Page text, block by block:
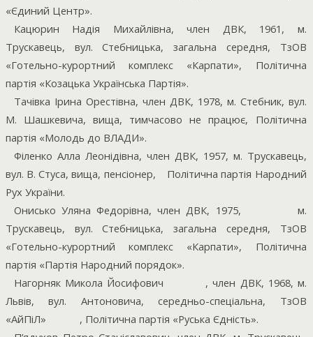
«Єдиний Центр».
Кацюрин Надія Михайлівна, член ДВК, 1961, м.
Трускавець, вул. Стебницька, загальна середня, ТзОВ
«Готельно-курортний комплекс «Карпати», Політична
партія «Козацька Українська Партія».
Тачівка Ірина Орестівна, член ДВК, 1978, м. Стебник, вул.
М. Шашкевича, вища, тимчасово не працює, Політична
партія «Молодь до ВЛАДИ».
Філенко Алла Леонідівна, член ДВК, 1957, м. Трускавець,
вул. В. Стуса, вища, пенсіонер,
Політична партія Народний
Рух України.
Онисько Уляна Федорівна, член ДВК, 1975,
м.
Трускавець, вул. Стебницька, загальна середня, ТзОВ
«Готельно-курортний комплекс «Карпати», Політична
партія «Партія Народний порядок».
Нагорняк Микола Йосифович
, член ДВК, 1968, м.
Львів, вул. Антоновича, середньо-спеціальна, ТзОВ
«АйПіЛ»
, Політична партія «Руська Єдність».